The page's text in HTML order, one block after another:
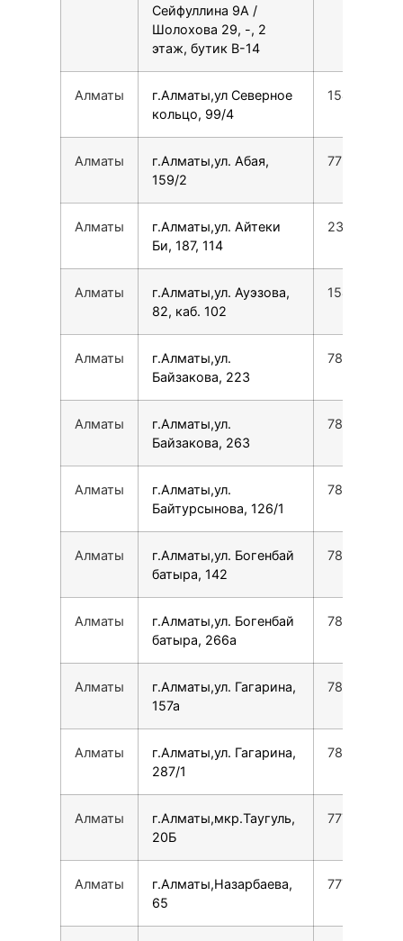
Сейфуллина 9А /
Шолохова 29, -, 2
этаж, бутик В-14
Алматы
г.Алматы,ул Северное
кольцо, 99/4
Алматы
г.Алматы,ул. Абая,
159/2
Алматы
г.Алматы,ул. Айтеки
Би, 187, 114
Алматы
г.Алматы,ул. Ауэзова,
82, каб. 102
Алматы
г.Алматы,ул.
Байзакова, 223
Алматы
г.Алматы,ул.
Байзакова, 263
Алматы
г.Алматы,ул.
Байтурсынова, 126/1
Алматы
г.Алматы,ул. Богенбай
батыра, 142
Алматы
г.Алматы,ул. Богенбай
батыра, 266а
Алматы
г.Алматы,ул. Гагарина,
157а
Алматы
г.Алматы,ул. Гагарина,
287/1
Алматы
г.Алматы,мкр.Таугуль,
20Б
Алматы
г.Алматы,Назарбаева,
65